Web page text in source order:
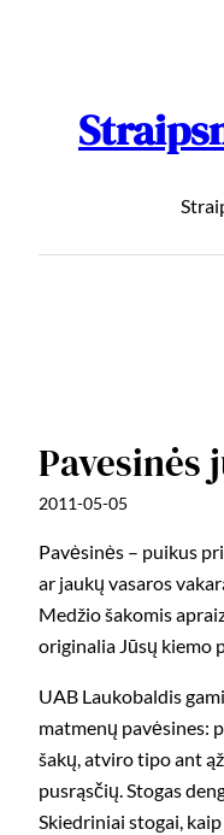
Pavesinės
2011-05-05
Pavėsinės – puikus
ar jaukų vasaros
Medžio šakomis
originalia Jūsų kiemo
UAB Laukobaldis
matmenų pavėsines:
šakų, atviro tipo ant
pusrąsčių. Stogas
Skiedriniai stogai,